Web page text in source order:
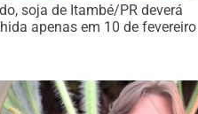
soja de Itambé/PR deverá
apenas em 10 de fevereiro